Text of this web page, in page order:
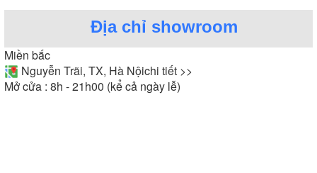
Địa chỉ showroom
Miền bắc
Nguyễn Trãi, TX, Hà Nộichi tiết >>
Mở cửa : 8h - 21h00 (kể cả ngày lễ)